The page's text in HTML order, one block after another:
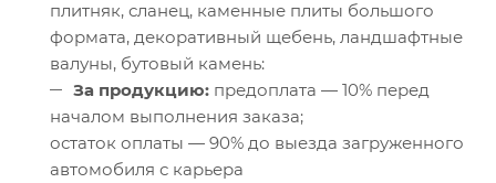
плитняк, сланец, каменные плиты большого
формата, декоративный щебень, ландшафтные
валуны, бутовый камень:
За продукцию: предоплата — 10% перед
началом выполнения заказа;
остаток оплаты — 90% до выезда загруженного
автомобиля с карьера